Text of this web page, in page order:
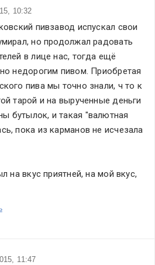
10:32
пивзавод испускал свои
но продолжал радовать
в лице нас, тогда ещё
недорогим пивом. Приобретая
пива мы точно знали, ч то к
тарой и на вырученные деньги
бутылок, и такая "валютная
пока из карманов не исчезала
на вкус приятней, на мой вкус,
11:47